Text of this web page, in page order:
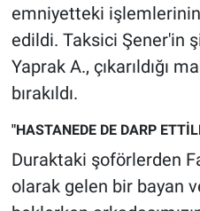
emniyetteki
edildi. Taksici Şener'in
Yaprak A., çıkarıldığı
bırakıldı.
"HASTANEDE DE DARP
Duraktaki şoförlerden
olarak gelen bir bayan
Kültür Sanat
Ne demişti
Nedir
Popüler